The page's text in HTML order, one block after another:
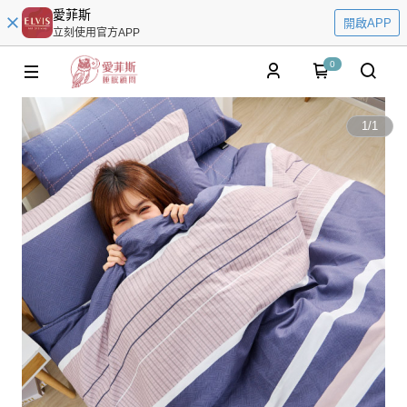
愛菲斯
立刻使用官方APP
開啟APP
0
1/1